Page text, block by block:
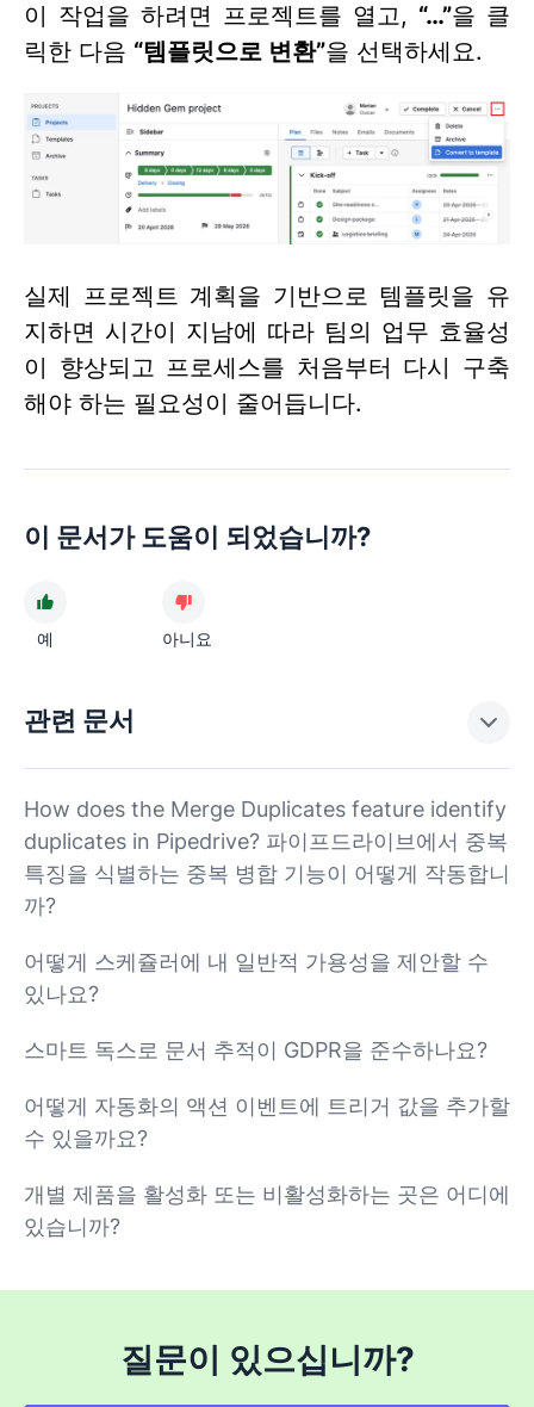
이 작업을 하려면 프로젝트를 열고, “…”을 클
릭한 다음 “템플릿으로 변환”을 선택하세요.
실제 프로젝트 계획을 기반으로 템플릿을 유
지하면 시간이 지남에 따라 팀의 업무 효율성
이 향상되고 프로세스를 처음부터 다시 구축
해야 하는 필요성이 줄어듭니다.
이 문서가 도움이 되었습니까?
예 아니요
관련 문서
How does the Merge Duplicates feature identify
duplicates in Pipedrive? 파이프드라이브에서 중복
특징을 식별하는 중복 병합 기능이 어떻게 작동합니
까?
어떻게 스케쥴러에 내 일반적 가용성을 제안할 수
있나요?
스마트 독스로 문서 추적이 GDPR을 준수하나요?
어떻게 자동화의 액션 이벤트에 트리거 값을 추가할
수 있을까요?
개별 제품을 활성화 또는 비활성화하는 곳은 어디에
있습니까?
질문이 있으십니까?